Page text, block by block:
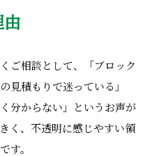
由
ご相談として、「ブロック
見積もりで迷っている」
分からない」というお声が
く、不透明に感じやすい領
す。